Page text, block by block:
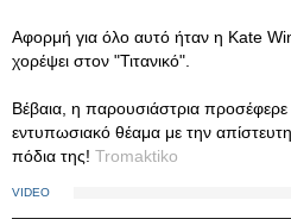
Αφορμή για όλο αυτό ήταν η Kate
χορέψει στον "Τιτανικό".
Βέβαια, η παρουσιάστρια
εντυπωσιακό θέαμα με την
πόδια της! Tromaktiko
VIDEO